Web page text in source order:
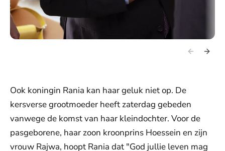
Ook koningin Rania kan haar geluk niet op. De
kersverse grootmoeder heeft zaterdag gebeden
vanwege de komst van haar kleindochter. Voor de
pasgeborene, haar zoon kroonprins Hoessein en zijn
vrouw Rajwa, hoopt Rania dat "God jullie leven mag